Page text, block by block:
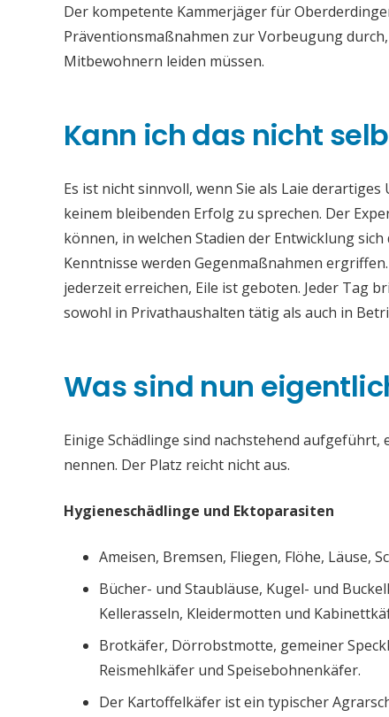
Der kompetente Kammerjäger für
Präventionsmaßnahmen zur Vorbeugung
Mitbewohnern leiden müssen.
Kann ich das nicht
Es ist nicht sinnvoll, wenn Sie als Laie
keinem bleibenden Erfolg zu sprechen. Der
können, in welchen Stadien der Entwicklung
Kenntnisse werden Gegenmaßnahmen
jederzeit erreichen, Eile ist geboten. Jeder Tag
sowohl in Privathaushalten tätig als auch in
Was sind nun
Einige Schädlinge sind nachstehend
nennen. Der Platz reicht nicht aus.
Hygieneschädlinge und Ektoparasiten
Ameisen, Bremsen, Fliegen, Flöhe, Läuse,
Bücher- und Staubläuse, Kugel- und
Kellerasseln, Kleidermotten und
Brotkäfer, Dörrobstmotte, gemeiner
Reismehlkäfer und Speisebohnenkäfer.
Der Kartoffelkäfer ist ein typischer